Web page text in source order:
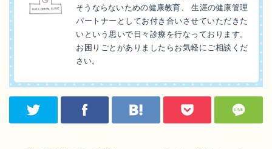
そうならないための健康教育、 生涯の健康管理
パートナーとしてお付き合いさせていただきた
いという思いで日々診療を行なっております。
お困りごとがありましたらお気軽にご相談くだ
さい。